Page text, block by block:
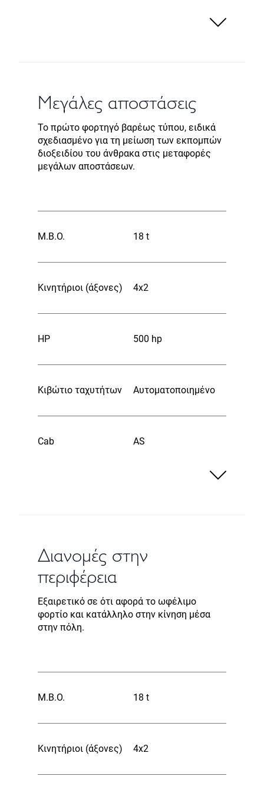
Μεγάλες αποστάσεις
Το πρώτο φορτηγό βαρέως τύπου, ειδικά
σχεδιασμένο για τη μείωση των εκπομπών
διοξειδίου του άνθρακα στις μεταφορές
μεγάλων αποστάσεων.
Μ.Β.Ο. 18 t
Κινητήριοι (άξονες) 4x2
HP 500 hp
Κιβώτιο ταχυτήτων Αυτοματοποιημένο
Cab AS
Διανομές στην
περιφέρεια
Εξαιρετικό σε ότι αφορά το ωφέλιμο
φορτίο και κατάλληλο στην κίνηση μέσα
στην πόλη.
Μ.Β.Ο. 18 t
Κινητήριοι (άξονες) 4x2